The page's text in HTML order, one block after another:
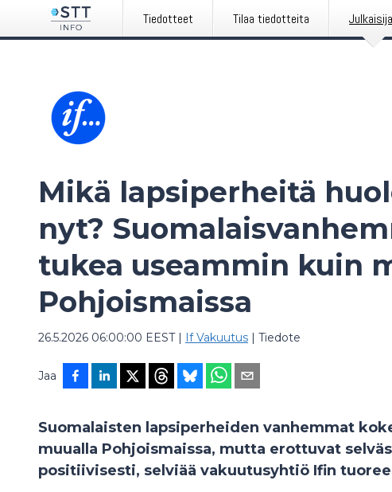
Tiedotteet Tilaa tiedotteita
Mikä lapsiperheitä
nyt?
tukea useammin kuin
Pohjoismaissa
26.5.2026 06:00:00 EEST| If Vakuutus | Tiedote
Jaa
Suomalaisten lapsiperheiden vanhemmat
muualla Pohjoismaissa, mutta erottuvat
positiivisesti, selviää vakuutusyhtiö Ifin